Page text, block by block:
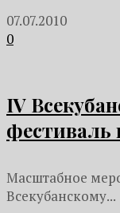
07.07.2010
0
IV
фестиваль
Масштабное
Всекубанскому...